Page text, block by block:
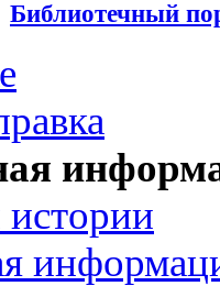
Библиотечный